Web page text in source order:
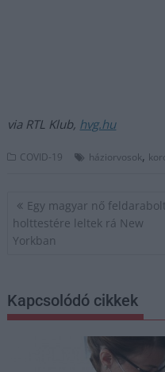
via RTL Klub, hvg.hu
COVID-19 háziorvosok,
Bejegyzés
navigáció
Egy magyar nő feldarabolt
holttestére leltek rá New
Yorkban
Kapcsolódó cikkek